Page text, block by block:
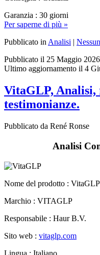
Pubblicato inAnalisi
Pubblicato il 25 Maggio
VitaGLP, Analisi,
testimonianze.
Pubblicato da René Ronse
Analisi
Nome del prodotto :
Marchio : VITAGLP
Responsabile : Haur B.V.
Sito web :vitaglp.com
Lingua : Italiano
Breve descrizione : Un